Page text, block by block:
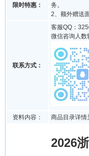
限时特惠：
务。
2、额外赠送
联系方式：
客服QQ：
微信咨询人数
资料内容： 商品目录详情
2026